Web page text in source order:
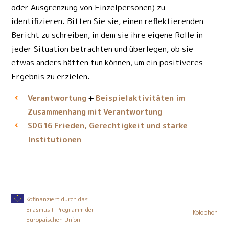
oder Ausgrenzung von Einzelpersonen) zu
identifizieren. Bitten Sie sie, einen reflektierenden
Bericht zu schreiben, in dem sie ihre eigene Rolle in
jeder Situation betrachten und überlegen, ob sie
etwas anders hätten tun können, um ein positiveres
Ergebnis zu erzielen.
Verantwortung
Beispielaktivitäten im
Zusammenhang mit Verantwortung
SDG16Frieden, Gerechtigkeit und starke
Institutionen
Kofinanziert durch das
Erasmus+ Programm der
Europäischen Union
Kolophon